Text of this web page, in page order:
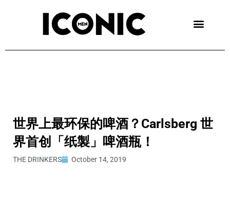
世界上最环保的啤酒？Carlsberg 世
界首创「纸製」啤酒瓶！
THE DRINKERS October 14, 2019